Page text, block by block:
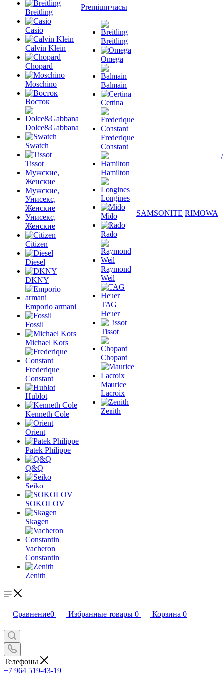
Breitling
Casio
Calvin Klein
Chopard
Moschino
Восток
Dolce&Gabbana
Swatch
Tissot
Мужские,
Женские
Мужские,
Унисекс,
Женские
Унисекс,
Женские
Citizen
Diesel
DKNY
Emporio armani
Fossil
Michael Kors
Frederique
Constant
Hublot
Kenneth Cole
Orient
Patek Philippe
Q&Q
Seiko
SOKOLOV
Skagen
Vacheron
Constantin
Zenith
Premium часы
Breitling
Omega
Balmain
Certina
Frederique
Constant
Hamilton
Longines
Mido
Rado
Raymond
Weil
TAG
Heuer
Tissot
Chopard
Maurice
Lacroix
Zenith
SAMSONITE RIMOWA
Сравнение0 Избранные товары 0 Корзина 0
Телефоны
+7 964 519-43-19